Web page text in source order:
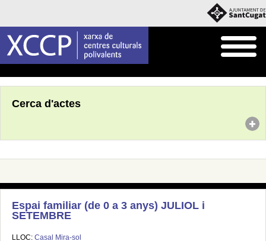
Cerca d'actes
Espai familiar (de 0 a 3 anys) JULIOL i
SETEMBRE
LLOC: Casal Mira-sol